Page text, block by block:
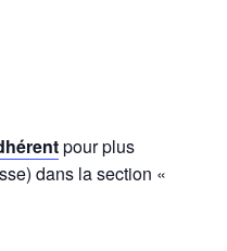
pour plus
dans la section «